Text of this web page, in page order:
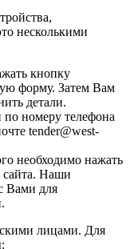
несколькими
кнопку
форму. Затем Вам
детали.
номеру телефона
tender@west-
необходимо нажать
сайта. Наши
Вами для
лицами. Для